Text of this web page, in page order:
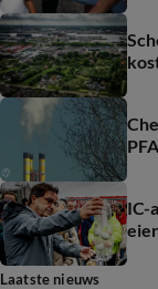
IC-
Laatste nieuws